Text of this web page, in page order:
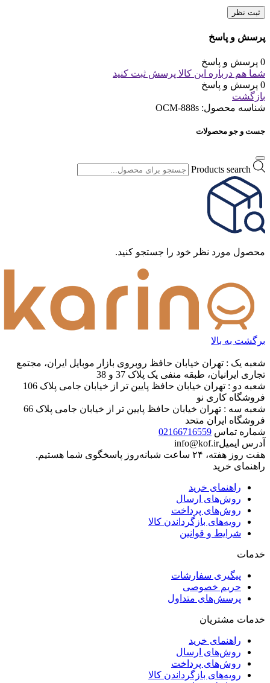
ثبت نظر
پرسش و پاسخ
0 پرسش و پاسخ
شما هم درباره این کالا پرسش ثبت کنید
0 پرسش و پاسخ
بازگشت
شناسه محصول: OCM-888s
جست و جو محصولات
Products search
محصول مورد نظر خود را جستجو کنید.
برگشت به بالا
شعبه یک : تهران خیابان حافظ روبروی بازار موبایل ایران، مجتمع
تجاری ایرانیان، طبقه منفی یک پلاک 37 و 38
شعبه دو : تهران خیابان حافظ پایین تر از خیابان جامی پلاک 106
فروشگاه کاری نو
شعبه سه : تهران خیابان حافظ پایین تر از خیابان جامی پلاک 66
فروشگاه ایران متحد
شماره تماس 02166716559
آدرس ایمیلinfo@kof.ir
هفت روز هفته، ۲۴ ساعت شبانه‌روز پاسخگوی شما هستیم.
راهنمای خرید
راهنمای خرید
روش‌های ارسال
روش‌های پرداخت
رویه‌های بازگرداندن کالا
شرایط و قوانین
خدمات
پیگیری سفارشات
حریم خصوصی
پرسش‌های متداول
خدمات مشتریان
راهنمای خرید
روش‌های ارسال
روش‌های پرداخت
رویه‌های بازگرداندن کالا